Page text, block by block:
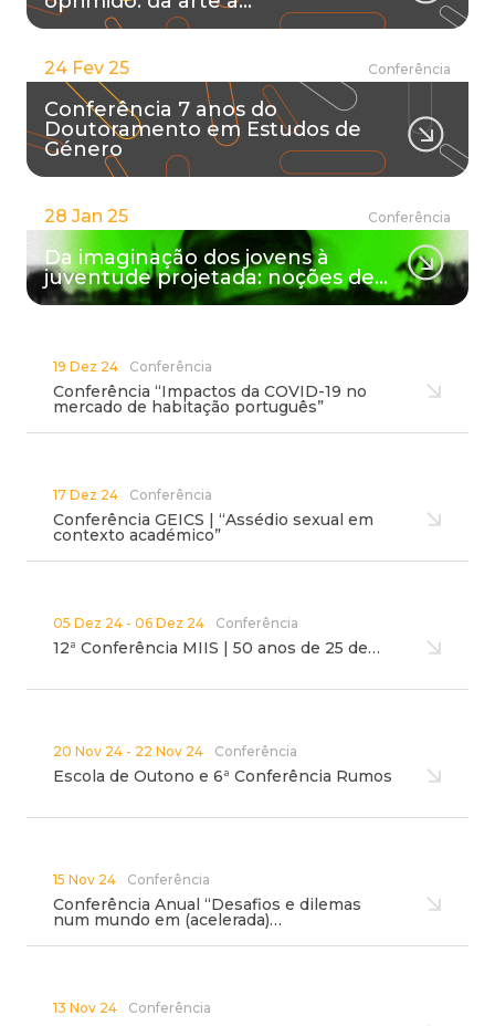
24 Fev 25 Conferência
Conferência 7 anos do
Doutoramento em Estudos de
Género
28 Jan 25 Conferência
Da imaginação dos jovens à
juventude projetada: noções de…
19 Dez 24 Conferência
Conferência “Impactos da COVID-19 no
mercado de habitação português”
17 Dez 24 Conferência
Conferência GEICS | “Assédio sexual em
contexto académico”
05 Dez 24 - 06 Dez 24 Conferência
12ª Conferência MIIS | 50 anos de 25 de…
20 Nov 24 - 22 Nov 24 Conferência
Escola de Outono e 6ª Conferência Rumos
15 Nov 24 Conferência
Conferência Anual “Desafios e dilemas
num mundo em (acelerada)…
13 Nov 24 Conferência